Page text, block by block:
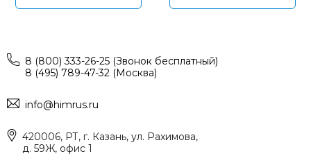
8 (800) 333-26-25 (Звонок бесплатный)
8 (495) 789-47-32 (Москва)
info@himrus.ru
420006, РТ, г. Казань, ул. Рахимова,
д. 59Ж, офис 1